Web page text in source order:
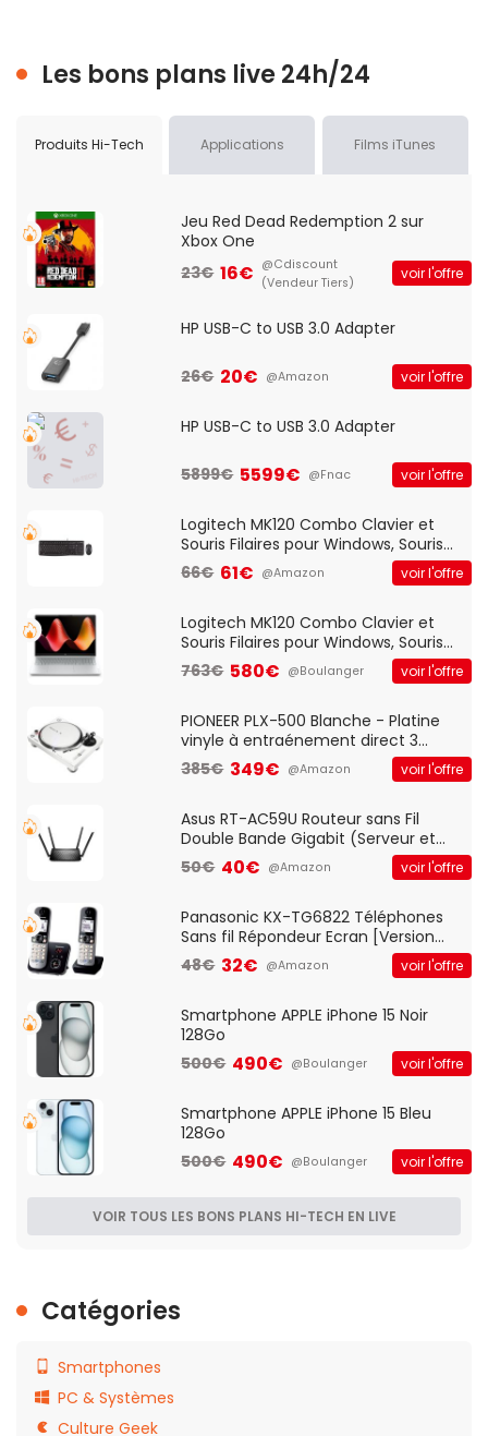
Les bons plans live 24h/24
Produits Hi-Tech Applications Films iTunes
Jeu Red Dead Redemption 2 sur
Xbox One
23€ 16€ @Cdiscount
(Vendeur Tiers)
voir l'offre
HP USB-C to USB 3.0 Adapter
26€ 20€ @Amazon voir l'offre
HP USB-C to USB 3.0 Adapter
5899€ 5599€ @Fnac voir l'offre
Logitech MK120 Combo Clavier et
Souris Filaires pour Windows, Souris
Optique Filaire, Connexion USB Plug
And Play, Confortable, Taille
QWERTY UK - Noir
66€ 61€ @Amazon voir l'offre
Logitech MK120 Combo Clavier et
Souris Filaires pour Windows, Souris
Optique Filaire, Connexion USB Plug
And Play, Confortable, Taille
QWERTY UK - Noir
763€ 580€ @Boulanger voir l'offre
PIONEER PLX-500 Blanche - Platine
vinyle à entraénement direct 3
vitesses (33-45-78 trs/min) avec
pre-ampli intégré et port USB
385€ 349€ @Amazon voir l'offre
Asus RT-AC59U Routeur sans Fil
Double Bande Gigabit (Serveur et
Client VPN, Triple Vlan, Mode Point
d'accès et Bridge, contrôle Parental,
50€ 40€ @Amazon voir l'offre
Panasonic KX-TG6822 Téléphones
Sans fil Répondeur Ecran [Version
Française]
48€ 32€ @Amazon voir l'offre
Smartphone APPLE iPhone 15 Noir
128Go
500€ 490€ @Boulanger voir l'offre
Smartphone APPLE iPhone 15 Bleu
128Go
500€ 490€ @Boulanger voir l'offre
VOIR TOUS LES BONS PLANS HI-TECH EN LIVE
Catégories
Smartphones
PC & Systèmes
Culture Geek